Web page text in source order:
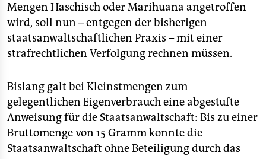
Mengen Haschisch oder Marihuana angetroffen
wird, soll nun – entgegen der bisherigen
staatsanwaltschaftlichen Praxis – mit einer
strafrechtlichen Verfolgung rechnen müssen.
Bislang galt bei Kleinstmengen zum
gelegentlichen Eigenverbrauch eine abgestufte
Anweisung für die Staatsanwaltschaft: Bis zu einer
Bruttomenge von 15 Gramm konnte die
Staatsanwaltschaft ohne Beteiligung durch das